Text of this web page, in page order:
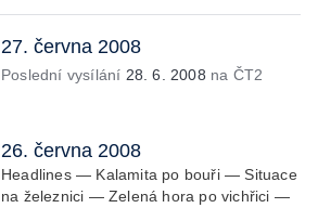
27. června 2008
Poslední vysílání 28. 6. 2008 na ČT2
26. června 2008
Headlines — Kalamita po bouři — Situace
na železnici — Zelená hora po vichřici —